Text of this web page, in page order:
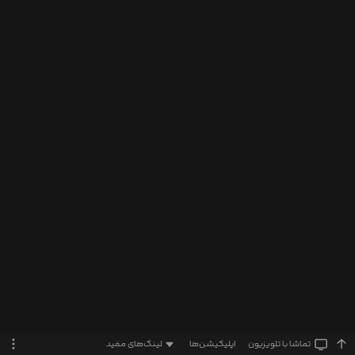
تماشا‌ با تلویزیون اپلیکیشن‌ها لینک‌های مفید